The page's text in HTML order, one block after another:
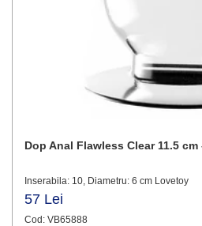
Dop Anal Flawless Clear 11.5
Inserabila: 10, Diametru: 6 cm Lovetoy
57 Lei
Cod: VB65888